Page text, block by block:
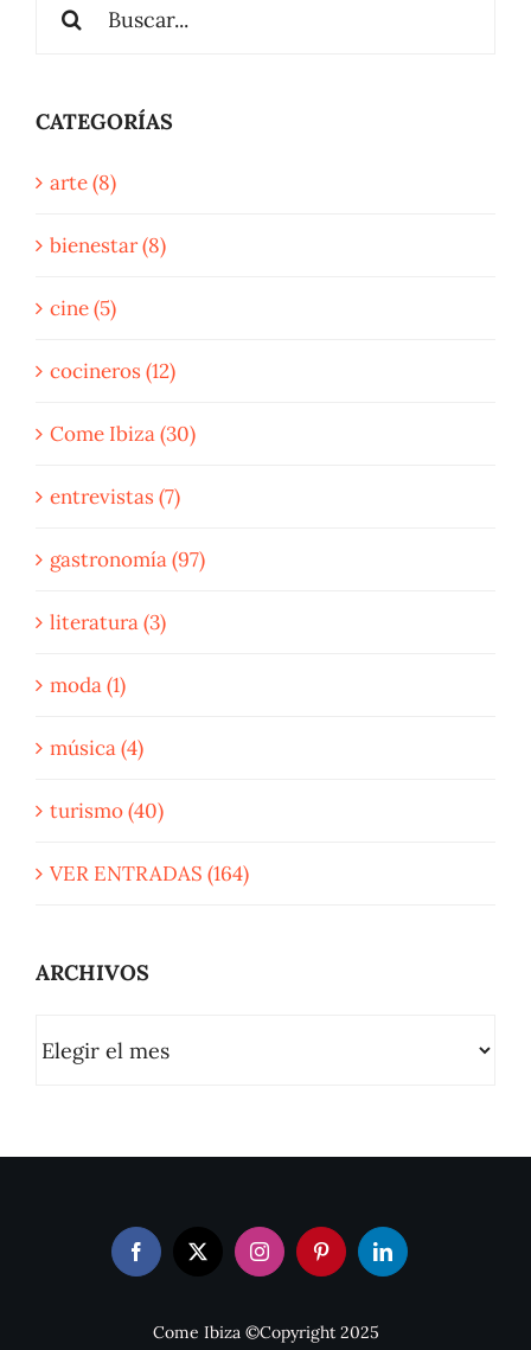
CATEGORÍAS
arte (8)
bienestar (8)
cine (5)
cocineros (12)
Come Ibiza (30)
entrevistas (7)
gastronomía (97)
literatura (3)
moda (1)
música (4)
turismo (40)
VER ENTRADAS (164)
ARCHIVOS
Come Ibiza ©Copyright 2025